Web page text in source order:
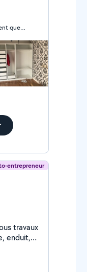
que
entrepreneur
travaux
enduit,
soigné.